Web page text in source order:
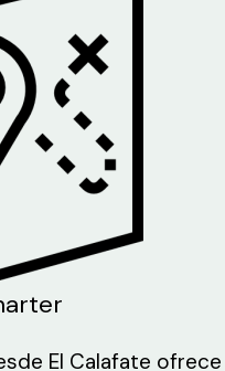
El Calafate ofrece